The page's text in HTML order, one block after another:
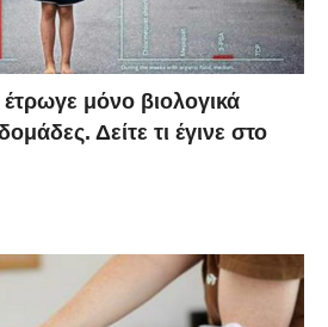
έτρωγε μόνο βιολογικά
Δείτε τι έγινε στο